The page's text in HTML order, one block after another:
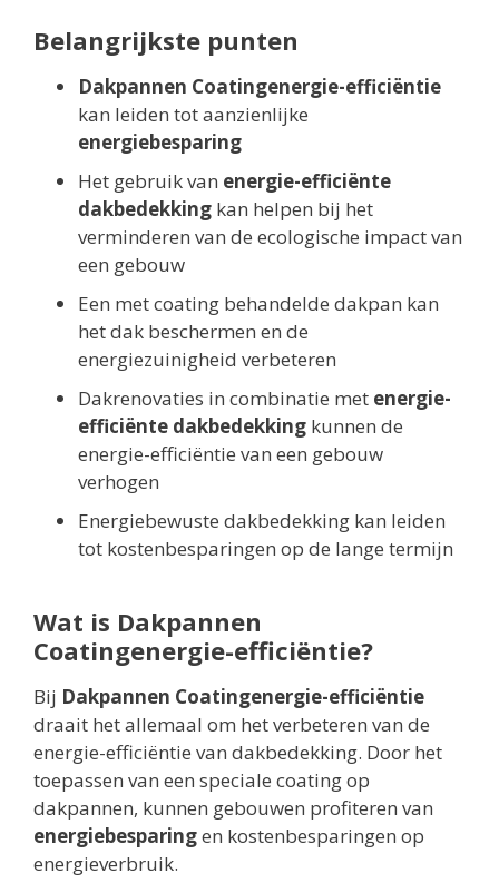
Belangrijkste punten
Dakpannen Coatingenergie-efficiëntie
kan leiden tot aanzienlijke
energiebesparing
Het gebruik van energie-efficiënte
dakbedekking kan helpen bij het
verminderen van de ecologische impact van
een gebouw
Een met coating behandelde dakpan kan
het dak beschermen en de
energiezuinigheid verbeteren
Dakrenovaties in combinatie met energie-
efficiënte dakbedekking kunnen de
energie-efficiëntie van een gebouw
verhogen
Energiebewuste dakbedekking kan leiden
tot kostenbesparingen op de lange termijn
Wat is Dakpannen
Coatingenergie-efficiëntie?
Bij Dakpannen Coatingenergie-efficiëntie
draait het allemaal om het verbeteren van de
energie-efficiëntie van dakbedekking. Door het
toepassen van een speciale coating op
dakpannen, kunnen gebouwen profiteren van
energiebesparingen kostenbesparingen op
energieverbruik.